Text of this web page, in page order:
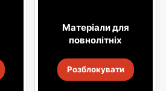
Матеріали для
повнолітніх
Розблокувати